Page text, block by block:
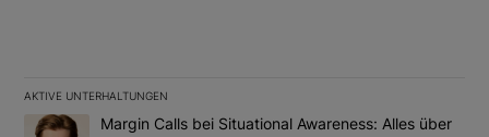
AKTIVE UNTERHALTUNGEN
Das Folgende ist eine Liste der am meisten kommentierten
Ein Trendartikel mit dem Titel "Margin Calls bei Situational
Margin Calls bei Situational Awareness: Alles über